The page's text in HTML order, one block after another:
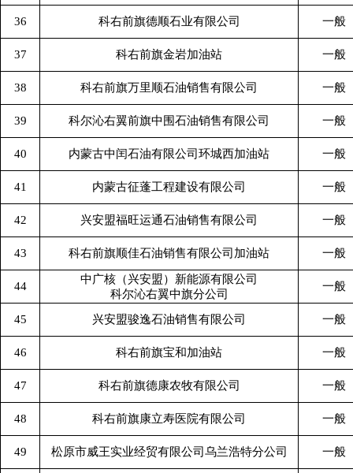
36 科右前旗德顺石业有限公司 一般
37 科右前旗金岩加油站 一般
38 科右前旗万里顺石油销售有限公司 一般
39 科尔沁右翼前旗中围石油销售有限公司 一般
40 内蒙古中闰石油有限公司环城西加油站 一般
41 内蒙古征蓬工程建设有限公司 一般
42 兴安盟福旺运通石油销售有限公司 一般
43 科右前旗顺佳石油销售有限公司加油站 一般
44
中广核（兴安盟）新能源有限公司
科尔沁右翼中旗分公司
一般
45 兴安盟骏逸石油销售有限公司 一般
46 科右前旗宝和加油站 一般
47 科右前旗德康农牧有限公司 一般
48 科右前旗康立寿医院有限公司 一般
49 松原市威王实业经贸有限公司乌兰浩特分公司 一般